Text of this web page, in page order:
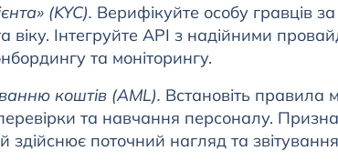
(KYC). Верифікуйте особу гравців
віку. Інтегруйте API з надійними
та моніторингу.
коштів (AML). Встановіть правила
та навчання персоналу.
здійснює поточний нагляд та